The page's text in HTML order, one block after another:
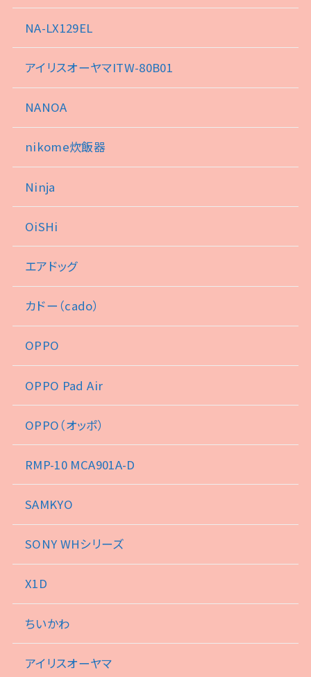
NA-LX129EL
アイリスオーヤマITW-80B01
NANOA
nikome炊飯器
Ninja
OiSHi
エアドッグ
カドー（cado）
OPPO
OPPO Pad Air
OPPO（オッポ）
RMP-10 MCA901A-D
SAMKYO
SONY WHシリーズ
X1D
ちいかわ
アイリスオーヤマ